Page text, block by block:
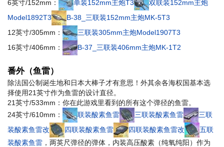
6英寸/152mm： 单装152mm主炮T3
双联装152mm主炮
Model1892T3
B-38_三联装152mm主炮MK-5T3
12英寸/305mm：
三联装305mm主炮Model1907T3
16英寸/406mm：
B-37_三联装406mm主炮MK-1T2
番外（鱼雷）
除法国公制诞生地和日本大棒子才有意思！ 外其余各海权国基本选
择使用21英寸作为鱼雷的设计直径。
21英寸/533mm：你在此游戏里看到的所有这个弹径的鱼雷。
24英寸/610mm：
联装酸素鱼雷 三联装酸素鱼雷
三联
装酸素鱼雷改
四联装酸素鱼雷 四联装酸素鱼雷改
五联
装酸素鱼雷 ，两英尺弹径的弹体，内装高压酸素（纯氧纯阳）作为